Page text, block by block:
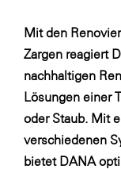
SPIEGLTEC
STIHL Tirol
Trend Micro
TAG GmbH
VALETTA
Mit den
Zargen reagiert
nachhaltigen
Lösungen einer
oder Staub. Mit
verschiedenen
bietet DANA